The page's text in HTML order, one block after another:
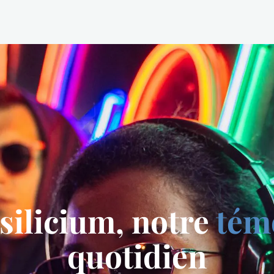
notre
quotidien